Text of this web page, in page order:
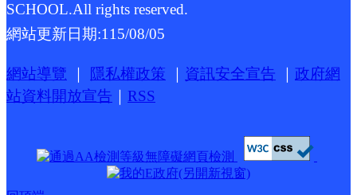
SCHOOL.All rights reserved.
網站更新日期:115/08/05
網站導覽 隱私權政策 資訊安全宣告
政府網
站資料開放宣告
RSS